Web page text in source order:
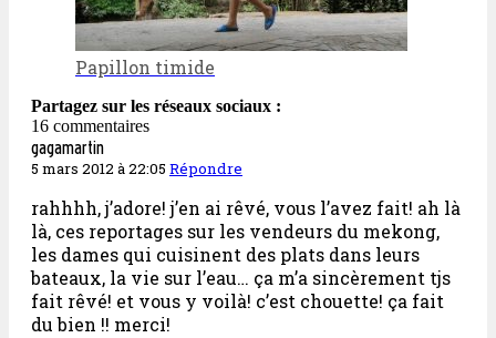
Papillon timide
Partagez sur les réseaux sociaux :
16 commentaires
gagamartin
5 mars 2012 à 22:05 Répondre
rahhhh, j’adore! j’en ai rêvé, vous l’avez fait! ah là
là, ces reportages sur les vendeurs du mekong,
les dames qui cuisinent des plats dans leurs
bateaux, la vie sur l’eau… ça m’a sincèrement tjs
fait rêvé! et vous y voilà! c’est chouette! ça fait
du bien !! merci!